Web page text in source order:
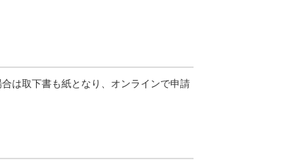
は取下書も紙となり、オンラインで申請